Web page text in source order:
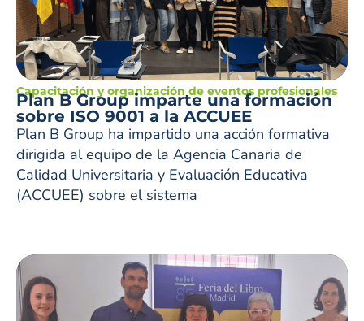
Capacitación y organización de eventos profesionales
Plan B Group imparte una formación
sobre ISO 9001 a la ACCUEE
Plan B Group ha impartido una acción formativa
dirigida al equipo de la Agencia Canaria de
Calidad Universitaria y Evaluación Educativa
(ACCUEE) sobre el sistema